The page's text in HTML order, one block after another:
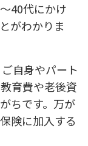
40代にかけ
がわかりま
自身やパート
育費や老後資
ちです。万が
険に加入する